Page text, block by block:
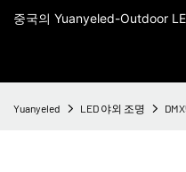
중국의 Yuanyeled-Outdoor
Yuanyeled LED 야외 조명